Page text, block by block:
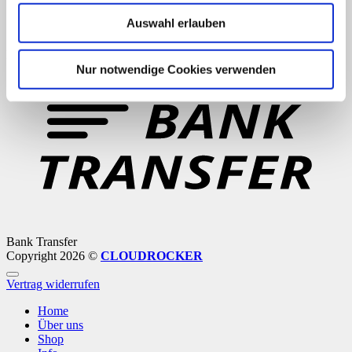
Auswahl erlauben
Nur notwendige Cookies verwenden
PayPal
Bank Transfer
Copyright 2026 © CLOUDROCKER
Vertrag widerrufen
Home
Über uns
Shop